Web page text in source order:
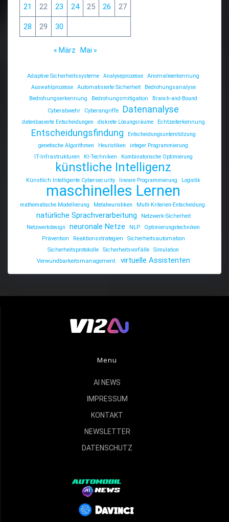
21 22 23 24 25 26 27
28 29 30
« März Mai »
Adaptive Sicherheitssysteme Analyseprozesse
Anomalieerkennung
Auswahlprozesse
Automatisierte Sicherheit
Bedrohungsanalyse
Bedrohungserkennung
Bedrohungsmitigation
Branch-and-Bound
Cyberabwehr
Cyberangriffe Datenanalyse
datenbasierte Entscheidungen diskrete Lösungsräume Echtzeiterkennung
Entscheidungsfindung
Entscheidungsunterstützung
genetische Algorithmen
Heuristiken
integer Programmierung
IT-Infrastrukturen
KI-Techniken Kombinatorische Optimierung
künstliche Intelligenz
Künstlich Intelligente Cybersecurity lineare Programmierung Logistik
maschinelles Lernen
mathematische Modellierung Metaheuristiken Multi-Kriterien-Entscheidung.
natürliche Sprachverarbeitung
Netzwerk-Sicherheit
Netzwerkdesign
neuronale Netze NLP
Optimierungstechniken
Prävention
Reaktionsstrategien
Sicherheitsautomation
Sicherheitsprotokolle
Sicherheitsvorfälle
Simulation
Verwundbarkeitsmanagement.
virtuelle Assistenten
Menu
AI NEWS
IMPRESSUM
KONTAKT
NEWSLETTER
DATENSCHUTZ